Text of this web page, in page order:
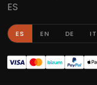
ES
ES EN DE IT